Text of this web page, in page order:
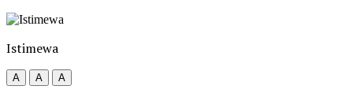
Istimewa
A A A